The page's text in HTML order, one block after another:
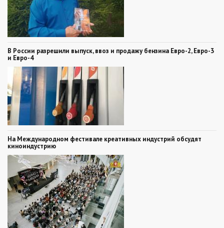
В России разрешили выпуск, ввоз и продажу бензина Евро-2, Евро-3
и Евро-4
На Международном фестивале креативных индустрий обсудят
киноиндустрию